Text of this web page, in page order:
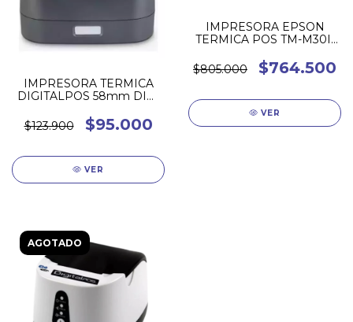
IMPRESORA TERMICA
DIGITALPOS 58mm DIG-
$123.900
$95.000
VER
IMPRESORA EPSON
TERMICA POS TM-M30II
$805.000
$764.500
VER
AGOTADO